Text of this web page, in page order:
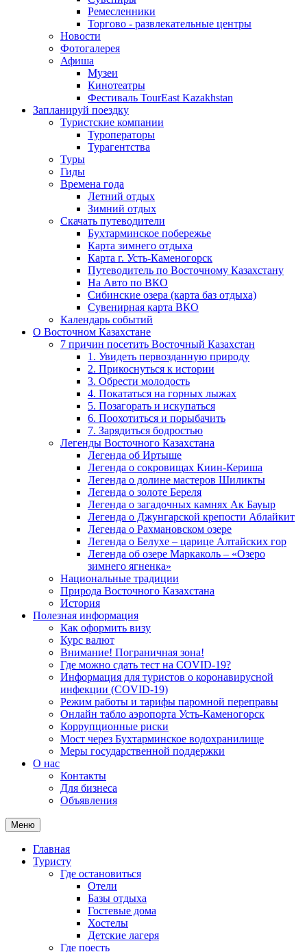
Ремесленники
Торгово - развлекательные центры
Новости
Фотогалерея
Афиша
Музеи
Кинотеатры
Фестиваль TourEast Kazakhstan
Запланируй поездку
Туристские компании
Туроператоры
Турагентства
Туры
Гиды
Времена года
Летний отдых
Зимний отдых
Скачать путеводители
Бухтарминское побережье
Карта зимнего отдыха
Карта г. Усть-Каменогорск
Путеводитель по Восточному Казахстану
На Авто по ВКО
Сибинские озера (карта баз отдыха)
Сувенирная карта ВКО
Календарь событий
О Восточном Казахстане
7 причин посетить Восточный Казахстан
1. Увидеть первозданную природу
2. Прикоснуться к истории
3. Обрести молодость
4. Покататься на горных лыжах
5. Позагорать и искупаться
6. Поохотиться и порыбачить
7. Зарядиться бодростью
Легенды Восточного Казахстана
Легенда об Иртыше
Легенда о сокровищах Киин-Кериша
Легенда о долине мастеров Шиликты
Легенда о золоте Береля
Легенда о загадочных камнях Ак Бауыр
Легенда о Джунгарской крепости Аблайкит
Легенда о Рахмановском озере
Легенда о Белухе – царице Алтайских гор
Легенда об озере Маркаколь – «Озеро
зимнего ягненка»
Национальные традиции
Природа Восточного Казахстана
История
Полезная информация
Как оформить визу
Курс валют
Внимание! Пограничная зона!
Где можно сдать тест на COVID-19?
Информация для туристов о коронавирусной
инфекции (COVID-19)
Режим работы и тарифы паромной переправы
Онлайн табло аэропорта Усть-Каменогорск
Коррупционные риски
Мост через Бухтарминское водохранилище
Меры государственной поддержки
О нас
Контакты
Для бизнеса
Объявления
Меню
Главная
Туристу
Где остановиться
Отели
Базы отдыха
Гостевые дома
Хостелы
Детские лагеря
Где поесть